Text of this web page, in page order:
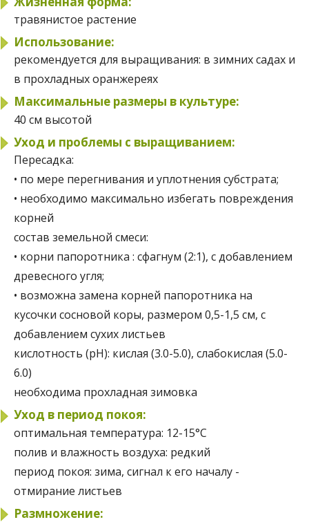
травянистое растение
Использование:
рекомендуется для выращивания: в зимних садах и
в прохладных оранжереях
Максимальные размеры в культуре:
40 см высотой
Уход и проблемы с выращиванием:
Пересадка:
• по мере перегнивания и уплотнения субстрата;
• необходимо максимально избегать повреждения
корней
состав земельной смеси:
• корни папоротника : сфагнум (2:1), с добавлением
древесного угля;
• возможна замена корней папоротника на
кусочки сосновой коры, размером 0,5-1,5 см, с
добавлением сухих листьев
кислотность (pH): кислая (3.0-5.0), слабокислая (5.0-
6.0)
необходима прохладная зимовка
Уход в период покоя:
оптимальная температура: 12-15°C
полив и влажность воздуха: редкий
период покоя: зима, сигнал к его началу -
отмирание листьев
Размножение: